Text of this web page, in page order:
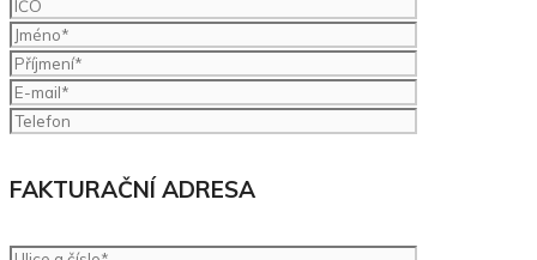
FAKTURAČNÍ ADRESA